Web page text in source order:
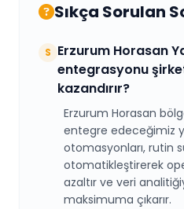
Sıkça Sorulan
S Erzurum Horasan
entegrasyonu
kazandırır?
Erzurum Horasan
entegre edeceğimiz
otomasyonları, rutin
otomatikleştirerek
azaltır ve veri
maksimuma çıkarır.